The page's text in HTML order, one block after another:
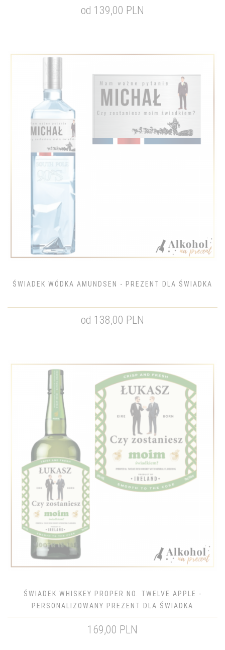
od 139,00 PLN
ŚWIADEK WÓDKA AMUNDSEN - PREZENT DLA ŚWIADKA
od 138,00 PLN
ŚWIADEK WHISKEY PROPER NO. TWELVE APPLE -
PERSONALIZOWANY PREZENT DLA ŚWIADKA
169,00 PLN